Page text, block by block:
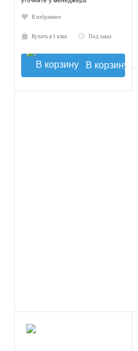
В избранное
Купить в 1 клик Под заказ
В корзину